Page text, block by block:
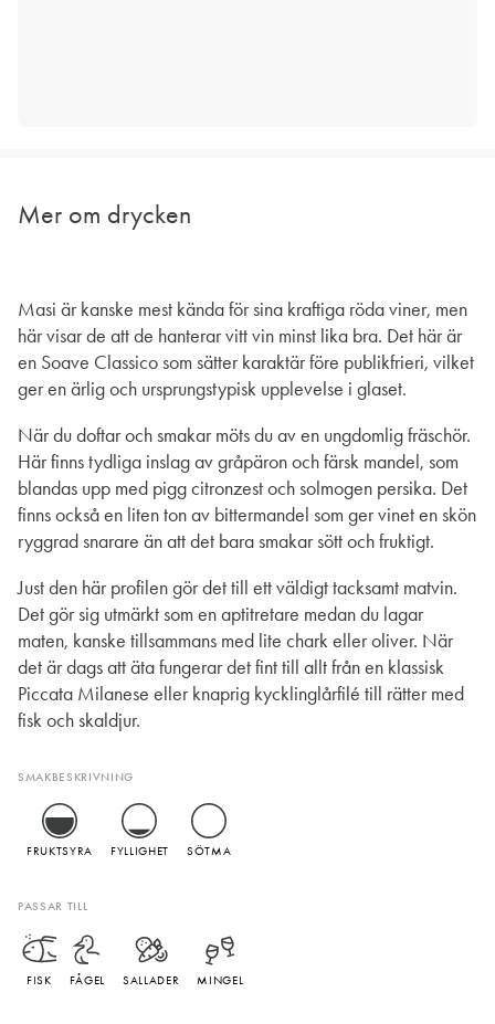
Mer om drycken
Masi är kanske mest kända för sina kraftiga röda viner, men
här visar de att de hanterar vitt vin minst lika bra. Det här är
en Soave Classico som sätter karaktär före publikfrieri, vilket
ger en ärlig och ursprungstypisk upplevelse i glaset.
När du doftar och smakar möts du av en ungdomlig fräschör.
Här finns tydliga inslag av gråpäron och färsk mandel, som
blandas upp med pigg citronzest och solmogen persika. Det
finns också en liten ton av bittermandel som ger vinet en skön
ryggrad snarare än att det bara smakar sött och fruktigt.
Just den här profilen gör det till ett väldigt tacksamt matvin.
Det gör sig utmärkt som en aptitretare medan du lagar
maten, kanske tillsammans med lite chark eller oliver. När
det är dags att äta fungerar det fint till allt från en klassisk
Piccata Milanese eller knaprig kycklinglårfilé till rätter med
fisk och skaldjur.
SMAKBESKRIVNING
FRUKTSYRA FYLLIGHET SÖTMA
PASSAR TILL
FISK FÅGEL SALLADER MINGEL